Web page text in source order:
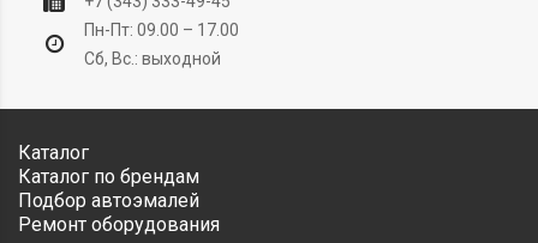
Пн-Пт: 09.00 – 17.00
Сб, Вс.: выходной
Каталог
Каталог по брендам
Подбор автоэмалей
Ремонт оборудования